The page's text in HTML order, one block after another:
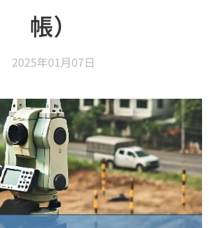
帳）
2025年01月07日